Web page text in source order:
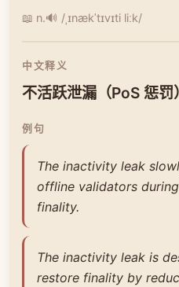
📖 n.🔊 /ˌɪnækˈtɪvɪti liːk/
中文释义
不活跃泄漏（PoS 惩罚）
例句
The inactivity leak
offline validators
finality.
The inactivity leak is
restore finality by